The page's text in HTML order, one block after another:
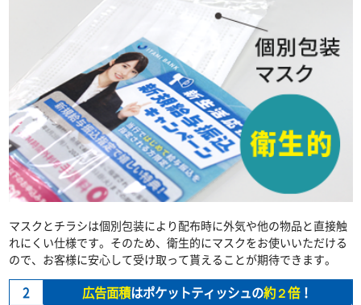
マスクとチラシは個別包装により配布時に外気や他の物品と直接触
れにくい仕様です。そのため、衛生的にマスクをお使いいただける
ので、お客様に安心して受け取って貰えることが期待できます。
2 広告面積はポケットティッシュの約２倍！